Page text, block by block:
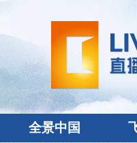
全景中国